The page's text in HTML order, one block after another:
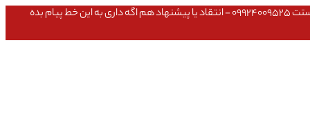
عشق داداش قیمتای سایت به روزه،خرید عمده داشتی یا مشکلی تو خرید از سایت ۰۹۱۰۹۸۰۸۵۶۵- مشکلی بعد از خریدت داشتی ۰۹۱۹۱۴۹۳۵۴۶ - پیگیری ارسال بستت ۰۹۹۲۴۰۰۹۵۲۵ - انتقاد یا پیشنهاد هم اگه داری به این خط پیام بده